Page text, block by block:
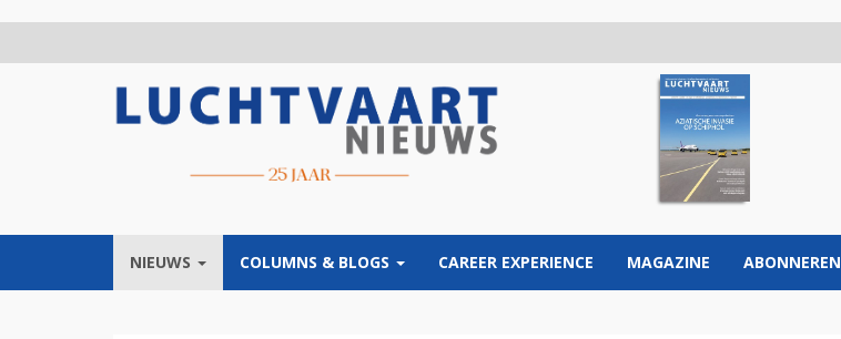
NIEUWS COLUMNS & BLOGS CAREER EXPERIENCE MAGAZINE ABONNEREN